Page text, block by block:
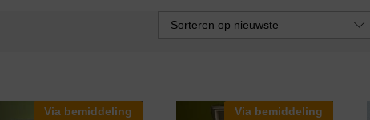
Sorteren op nieuwste
Via bemiddeling Via bemiddeling